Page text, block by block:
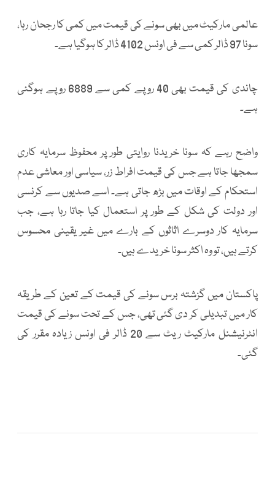
عالمی مارکیٹ میں بھی سونے کی قیمت میں کمی کا رجحان رہا،
سونا 97 ڈالر کمی سے فی اونس 4102 ڈالر کا ہوگیا ہے۔
چاندی کی قیمت بھی 40 روپے کمی سے 6889 روپے ہوگئی
ہے۔
واضح رہے کہ سونا خریدنا روایتی طور پر محفوظ سرمایہ کاری
سمجھا جاتا ہے جس کی قیمت افراط زر، سیاسی اور معاشی عدم
استحکام کے اوقات میں بڑھ جاتی ہے۔ اسے صدیوں سے کرنسی
اور دولت کی شکل کے طور پر استعمال کیا جاتا رہا ہے، جب
سرمایہ کار دوسرے اثاثوں کے بارے میں غیر یقینی محسوس
کرتے ہیں، تو وہ اکثر سونا خریدے ہیں۔
پاکستان میں گزشتہ برس سونے کی قیمت کے تعین کے طریقہ
کار میں تبدیلی کر دی گئی تھی، جس کے تحت سونے کی قیمت
انٹرنیشنل مارکیٹ ریٹ سے 20 ڈالر فی اونس زیادہ مقرر کی
گئی۔